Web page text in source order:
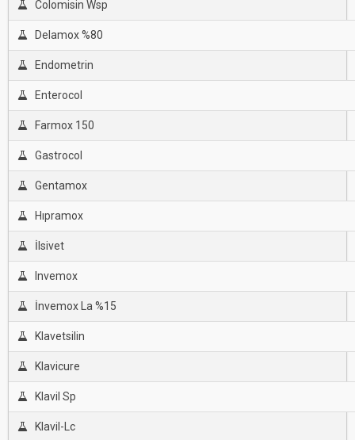
Colomisin Wsp
Delamox %80
Endometrin
Enterocol
Farmox 150
Gastrocol
Gentamox
Hıpramox
İlsivet
Invemox
İnvemox La %15
Klavetsilin
Klavicure
Klavil Sp
Klavil-Lc